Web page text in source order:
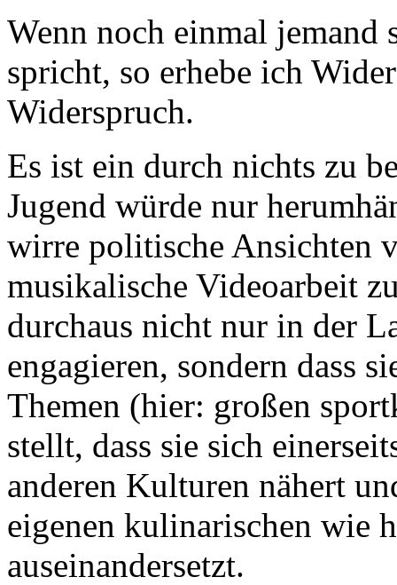
Wenn noch einmal jemand
spricht, so erhebe ich
Widerspruch.
Es ist ein durch nichts zu
Jugend würde nur
wirre politische Ansichten
musikalische Videoarbeit
durchaus nicht nur in der
engagieren, sondern dass
Themen (hier: großen
stellt, dass sie sich
anderen Kulturen nähert
eigenen kulinarischen wie
auseinandersetzt.